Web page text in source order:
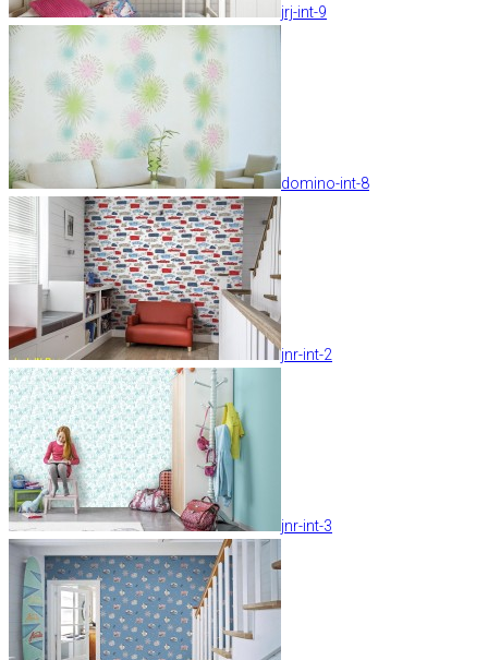
jrj-int-9
domino-int-8
jnr-int-2
jnr-int-3